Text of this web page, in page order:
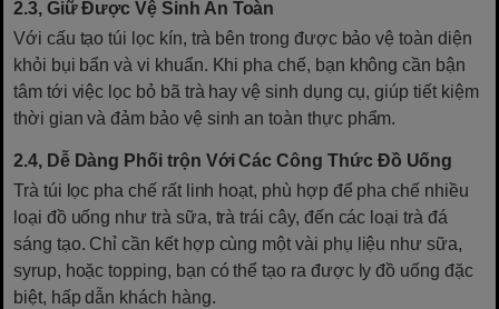
2.3, Giữ Được Vệ Sinh An Toàn
Với cấu tạo túi lọc kín, trà bên trong được bảo vệ toàn diện
khỏi bụi bẩn và vi khuẩn. Khi pha chế, bạn không cần bận
tâm tới việc lọc bỏ bã trà hay vệ sinh dụng cụ, giúp tiết kiệm
thời gian và đảm bảo vệ sinh an toàn thực phẩm.
2.4, Dễ Dàng Phối trộn Với Các Công Thức Đồ Uống
Trà túi lọc pha chế rất linh hoạt, phù hợp để pha chế nhiều
loại đồ uống như trà sữa, trà trái cây, đến các loại trà đá
sáng tạo. Chỉ cần kết hợp cùng một vài phụ liệu như sữa,
syrup, hoặc topping, bạn có thể tạo ra được ly đồ uống đặc
biệt, hấp dẫn khách hàng.